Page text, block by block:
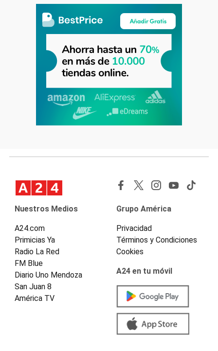
Nuestros Medios
A24.com
Primicias Ya
Radio La Red
FM Blue
Diario Uno Mendoza
San Juan 8
América TV
Grupo América
Privacidad
Términos y Condiciones
Cookies
A24 en tu móvil